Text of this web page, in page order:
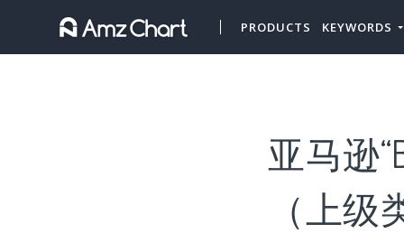
PRODUCTS KEYWORDS
亚马逊
（上级